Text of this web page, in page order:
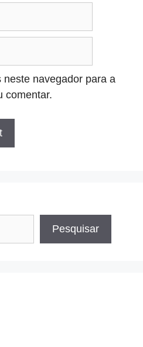
neste navegador para a
comentar.
Pesquisar